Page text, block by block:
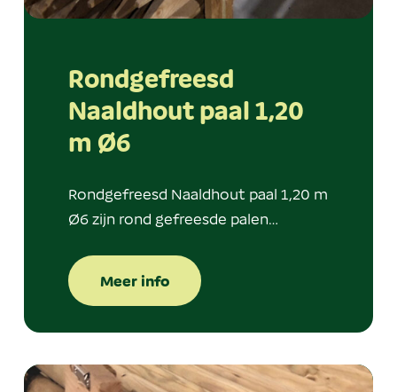
Rondgefreesd
Naaldhout paal 1,20
m Ø6
Rondgefreesd Naaldhout paal 1,20 m
Ø6 zijn rond gefreesde palen…
Meer info